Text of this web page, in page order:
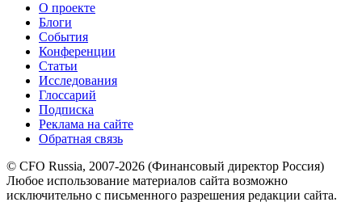
О проекте
Блоги
События
Конференции
Статьи
Исследования
Глоссарий
Подписка
Реклама на сайте
Обратная связь
© CFO Russia, 2007-2026 (Финансовый директор Россия)
Любое использование материалов сайта возможно
исключительно с письменного разрешения редакции сайта.